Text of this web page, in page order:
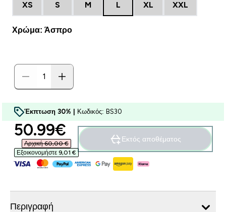
XS S M L XL XXL
Χρώμα: Άσπρο
Έκπτωση 30% | Κωδικός: BS30
discounted price
50.99€‎
Αρχική 60,00 €‎
Εξοικονομήστε 9,01 €‎
Εκτός αποθέματος
Περιγραφή